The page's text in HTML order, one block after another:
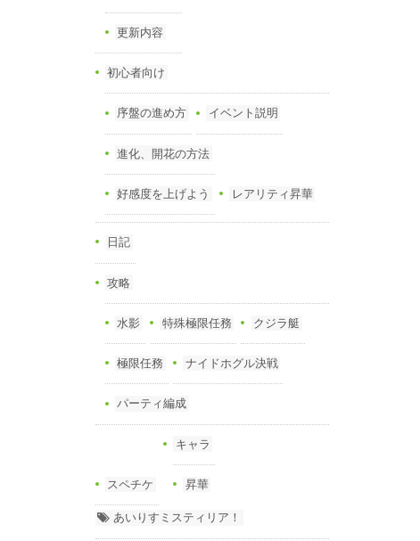
更新内容
初心者向け
序盤の進め方 イベント説明
進化、開花の方法
好感度を上げよう レアリティ昇華
日記
攻略
水影 特殊極限任務 クジラ艇
極限任務 ナイドホグル決戦
パーティ編成
スペチケ
キャラ
昇華
あいりすミスティリア！